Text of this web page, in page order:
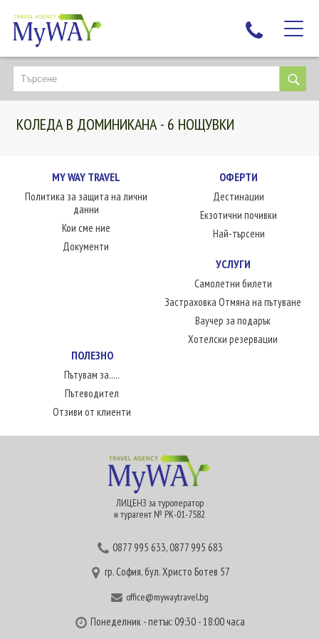
НАЙ-ТЪРСЕНИ
ДЕСТИНАЦИИ
ЕКЗОТИЧНИ ПОЧИВКИ
НОВА ГОДИНА
ПЪТУВАЙТЕ С ДЕЦА
ЛЮБОПИТНО
КОЛЕДА В ДОМИНИКАНА - 6 НОЩУВКИ
MY WAY TRAVEL
Политика за защита на лични
данни
Кои сме ние
Документи
ОФЕРТИ
Дестинации
Екзотични почивки
Най-търсени
УСЛУГИ
Самолетни билети
Застраховка Отмяна на пътуване
Ваучер за подарък
Хотелски резервации
ПОЛЕЗНО
Пътувам за.....
Пътеводител
Отзиви от клиенти
ЛИЦЕНЗ за туроператор
и турагент № РК-01-7582
0877 995 633,0877 995 683
гр. София, бул. Христо Ботев 57
office@mywaytravel.bg
Понеделник - петък: 09:30 - 18:00 часа